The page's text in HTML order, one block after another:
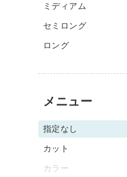
ミディアム
セミロング
ロング
メニュー
指定なし
カット
カラー